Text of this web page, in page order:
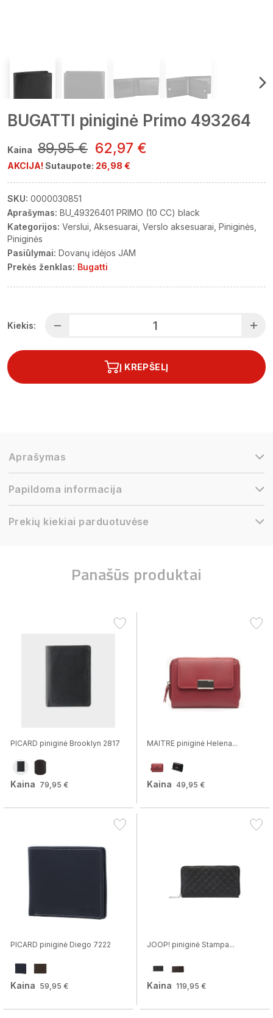
BUGATTI piniginė Primo 493264
Kaina 89,95 € 62,97 €
AKCIJA! Sutaupote: 26,98 €
SKU: 0000030851
Aprašymas: BU_49326401 PRIMO (10 CC) black
Kategorijos: Verslui Aksesuarai Verslo aksesuarai Piniginės
Piniginės
Pasiūlymai: Dovanų idėjos JAM
Prekės ženklas: Bugatti
Kiekis:
Į KREPŠELĮ
Aprašymas
Papildoma informacija
Prekių kiekiai parduotuvėse
Panašūs produktai
PICARD piniginė Brooklyn 2817
Kaina 79,95 €
MAITRE piniginė Helena...
Kaina 49,95 €
PICARD piniginė Diego 7222
Kaina 59,95 €
JOOP! piniginė Stampa...
Kaina 119,95 €